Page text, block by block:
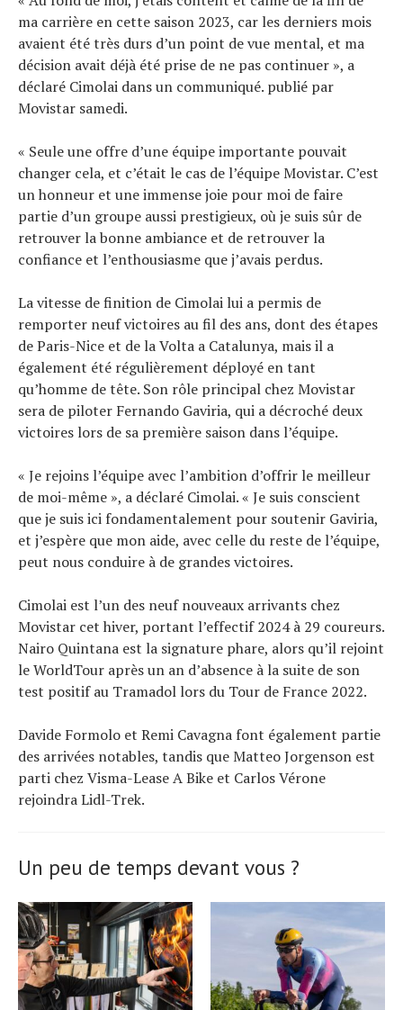
ma carrière en cette saison 2023, car les derniers mois
avaient été très durs d’un point de vue mental, et ma
décision avait déjà été prise de ne pas continuer », a
déclaré Cimolai dans un communiqué. publié par
Movistar samedi.
« Seule une offre d’une équipe importante pouvait
changer cela, et c’était le cas de l’équipe Movistar. C’est
un honneur et une immense joie pour moi de faire
partie d’un groupe aussi prestigieux, où je suis sûr de
retrouver la bonne ambiance et de retrouver la
confiance et l’enthousiasme que j’avais perdus.
La vitesse de finition de Cimolai lui a permis de
remporter neuf victoires au fil des ans, dont des étapes
de Paris-Nice et de la Volta a Catalunya, mais il a
également été régulièrement déployé en tant
qu’homme de tête. Son rôle principal chez Movistar
sera de piloter Fernando Gaviria, qui a décroché deux
victoires lors de sa première saison dans l’équipe.
« Je rejoins l’équipe avec l’ambition d’offrir le meilleur
de moi-même », a déclaré Cimolai. « Je suis conscient
que je suis ici fondamentalement pour soutenir Gaviria,
et j’espère que mon aide, avec celle du reste de l’équipe,
peut nous conduire à de grandes victoires.
Cimolai est l’un des neuf nouveaux arrivants chez
Movistar cet hiver, portant l’effectif 2024 à 29 coureurs.
Nairo Quintana est la signature phare, alors qu’il rejoint
le WorldTour après un an d’absence à la suite de son
test positif au Tramadol lors du Tour de France 2022.
Davide Formolo et Remi Cavagna font également partie
des arrivées notables, tandis que Matteo Jorgenson est
parti chez Visma-Lease A Bike et Carlos Vérone
rejoindra Lidl-Trek.
Un peu de temps devant vous ?